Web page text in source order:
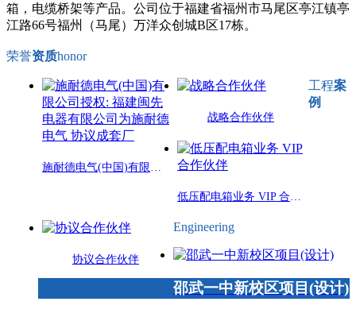
箱，电缆桥架等产品。公司位于福建省福州市马尾区亭江镇亭
江路66号福州（马尾）万洋众创城B区17栋。
荣誉资质honor
战略合作伙伴
协议合作伙伴
工程案
例
Engineering
邵武一中新校区项目(设计)